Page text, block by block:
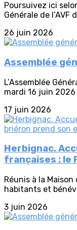
Poursuivez ici
Générale de l’AVF
26 juin 2026
Assemblée
L’Assemblée
mardi 16 juin 2026
17 juin 2026
Herbignac.
françaises : le
Réunis à la
habitants et
3 juin 2026